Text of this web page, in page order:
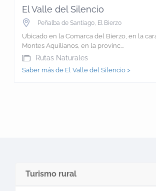
El Valle del Silencio
Peñalba de Santiago, El Bierzo
Ubicado en la Comarca del Bierzo, en la
Montes Aquilianos, en la provinc...
Rutas Naturales
Saber más de El Valle del Silencio >
Turismo rural